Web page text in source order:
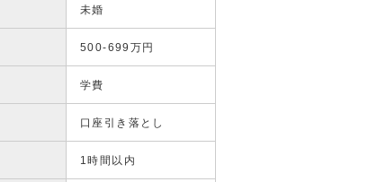
未婚
500-699万円
学費
口座引き落とし
1時間以内